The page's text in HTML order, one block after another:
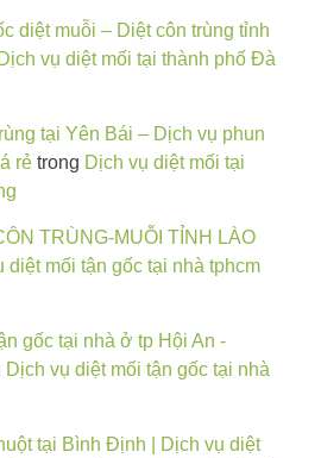
diệt muỗi – Diệt côn trùng tỉnh
Dịch vụ diệt mối tại thành phố Đà
tại Yên Bái – Dịch vụ phun
rẻtrong Dịch vụ diệt mối tại
TRÙNG-MUỖI TỈNH LÀO
diệt mối tận gốc tại nhà tphcm
gốc tại nhà ở tp Hội An -
Dịch vụ diệt mối tận gốc tại nhà
tại Bình Định | Dịch vụ diệt